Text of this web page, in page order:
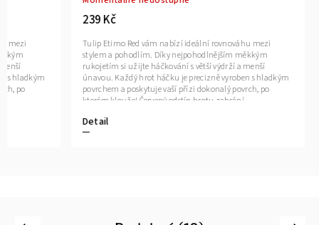
Tulip Etimo Red vám nabízí ideální rovnováhu mezi
stylem a pohodlím. Díky nejpohodlnějším měkkým
rukojetím si užijte háčkování s větší výdrží a menší
únavou. Každý hrot háčku je precizně vyroben s hladkým
povrchem a poskytuje vaší přízi dokonalý povrch, po
kterém klouže! Červený odstín hrotu zabrání
únavou.